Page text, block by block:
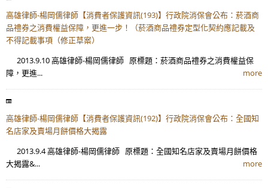
高雄律師-楊岡儒律師【消費者保護資訊(193)】行政院消保會公布：菸酒商
品禮券之消費權益保障，更進一步！（菸酒商品禮券定型化契約應記載及
不得記載事項（修正草案）
2013.9.10 高雄律師-楊岡儒律師 原標題：菸酒商品禮券之消費權益保
障，更進...
more
高雄律師-楊岡儒律師【消費者保護資訊(192)】行政院消保會公布：全國知
名店家及賣場月餅價格大揭露
2013.9.4 高雄律師-楊岡儒律師 原標題：全國知名店家及賣場月餅價格
大揭露&...
more